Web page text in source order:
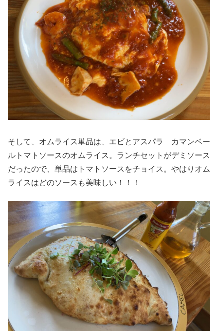
そして、オムライス単品は、エビとアスパラ カマンベー
ルトマトソースのオムライス。ランチセットがデミソース
だったので、単品はトマトソースをチョイス。やはりオム
ライスはどのソースも美味しい！！！